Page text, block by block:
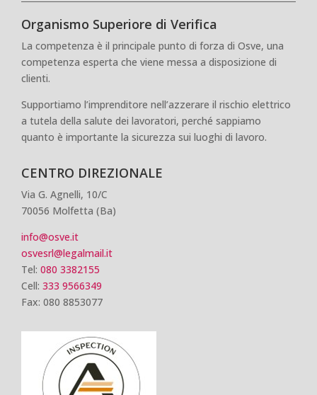
Organismo Superiore di Verifica
La competenza è il principale punto di forza di Osve, una
competenza esperta che viene messa a disposizione di
clienti.
Supportiamo l’imprenditore nell’azzerare il rischio elettrico
a tutela della salute dei lavoratori, perché sappiamo
quanto è importante la sicurezza sui luoghi di lavoro.
CENTRO DIREZIONALE
Via G. Agnelli, 10/C
70056 Molfetta (Ba)
info@osve.it
osvesrl@legalmail.it
Tel: 080 3382155
Cell: 333 9566349
Fax: 080 8853077